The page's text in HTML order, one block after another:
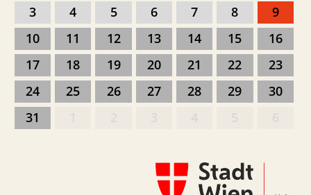
3
4 5 6 7 8
9
10
11 12 13 14 15
16
17
18 19 20 21 22
23
24
25 26 27 28 29
30
31